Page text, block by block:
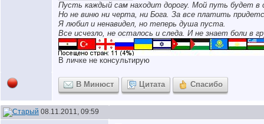
Пусть каждый сам находит дорогу. Мой путь будет в
Но не виню ни черта, ни Бога. За все платить
Я любил и ненавидел, но теперь душа пуста.
Все исчезло, не осталось и следа. И не знает боли в
В личке не консультирую
В Минюст Цитата Спасибо
08.11.2011, 09:59